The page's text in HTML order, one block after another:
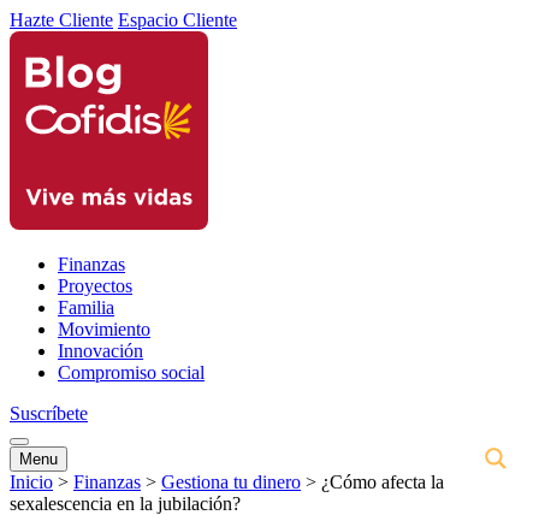
Hazte Cliente Espacio Cliente
Finanzas
Proyectos
Familia
Movimiento
Innovación
Compromiso social
Suscríbete
Menu
Inicio > Finanzas > Gestiona tu dinero > ¿Cómo afecta la
sexalescencia en la jubilación?